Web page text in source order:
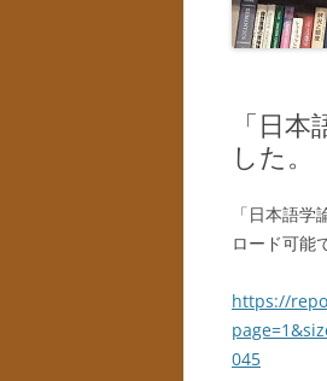
「日
した。
「日本語
ロード可能
https://
045